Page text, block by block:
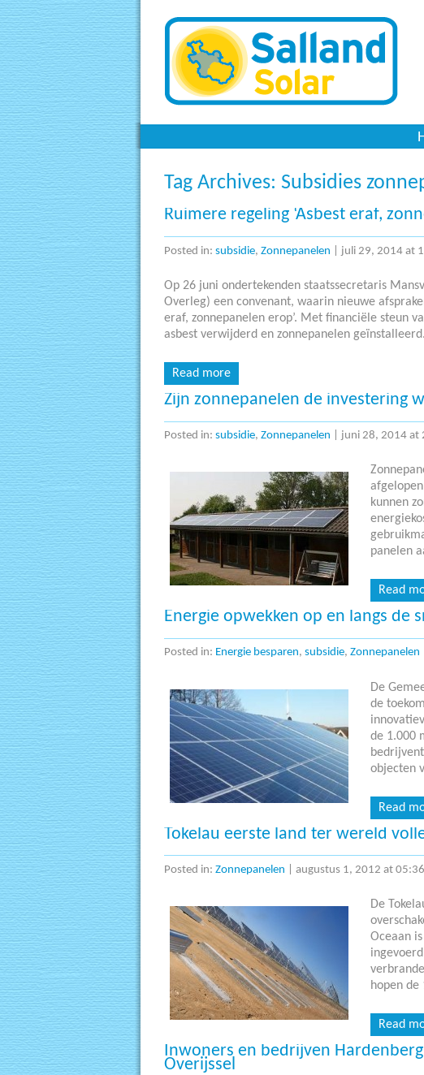
Tag Archives: Subsidies
Ruimere regeling ‘Asbest eraf,
Posted in: subsidie, Zonnepanelen juli 29, 2014 at
Op 26 juni ondertekenden staatssecretaris
Overleg) een convenant, waarin nieuwe
eraf, zonnepanelen erop’. Met financiële steun
asbest verwijderd en zonnepanelen
Read more
Zijn zonnepanelen de investering
Posted in: subsidie, Zonnepanelen juni 28, 2014 at
kunnen
panelen
Read
Energie opwekken op en langs de
Posted in: Energie besparen, subsidie, Zonnepanelen
De
de
de 1.000
objecten
Read
Tokelau eerste land ter wereld
Posted in: Zonnepanelen augustus 1, 2012 at 05:36
De
Oceaan
hopen
Read
Inwoners en bedrijven
Overijssel